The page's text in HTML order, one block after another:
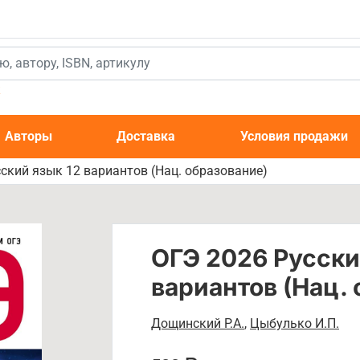
Авторы Доставка Условия продажи
язык 12 вариантов (Нац. образование)
ОГЭ 2026
вариантов (Нац.
Дощинский Р.А., Цыбулько И.П.